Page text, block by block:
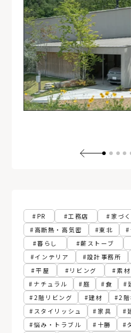
PR 工務店 家づ
高断熱・高気密
東北
暮らし
薪ストーブ
インテリア
設計事務所
平屋
リビング 素材
ナチュラル
庭 食
2階リビング
建材 2階
スタイリッシュ
家具
悩み・トラブル
十勝